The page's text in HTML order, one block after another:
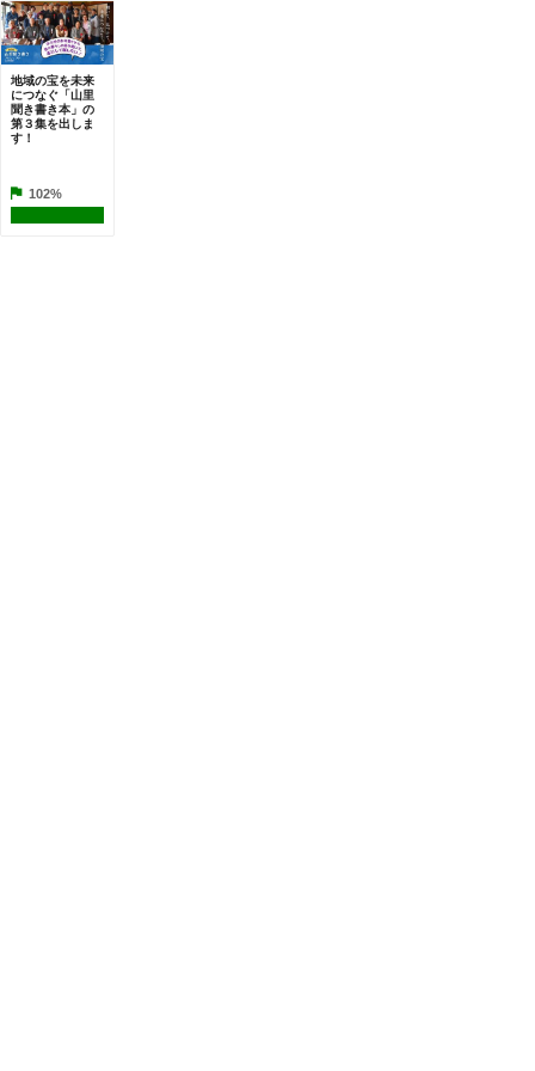
地域の宝を未来
につなぐ「山里
聞き書き本」の
第３集を出しま
す！
102%